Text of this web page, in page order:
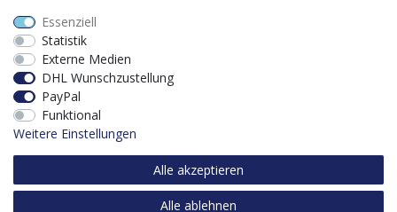
Software digitalisiert werden was zu einer enormen
Zeitersparnis führt.
Dieses Vorhaben wird kofinanziert von der Europäischen
Union mithilfe von EFRE-Mitteln sowie durch Steuermittel
auf der Grundlage des vom Sächsischen Landtag
beschlossenen Haushaltes.
Essenziell
Statistik
Externe Medien
DHL Wunschzustellung
PayPal
Funktional
Weitere Einstellungen
Alle akzeptieren
Alle ablehnen